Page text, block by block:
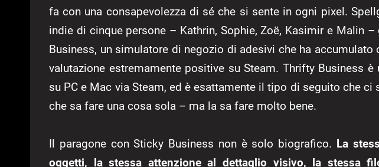
fa con una consapevolezza di sé che si sente in ogni pixel.
indie di cinque persone – Kathrin, Sophie, Zoë, Kasimir e Malin
Business, un simulatore di negozio di adesivi che ha
valutazione estremamente positive su Steam. Thrifty Business
su PC e Mac via Steam, ed è esattamente il tipo di seguito che ci
che sa fare una cosa sola – ma la sa fare molto bene.
Il paragone con Sticky Business non è solo biografico. La
oggetti, la stessa attenzione al dettaglio visivo, la stessa